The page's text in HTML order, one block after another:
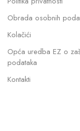
Obrada osobnih
Kolačići
Opća uredba EZ o
podataka
Kontakti